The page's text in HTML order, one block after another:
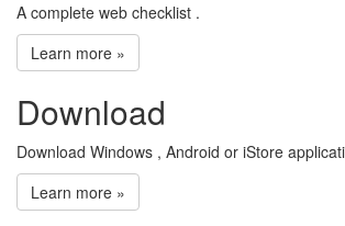
A complete web checklist .
Learn more »
Download
Download Windows , Android or iStore
Learn more »